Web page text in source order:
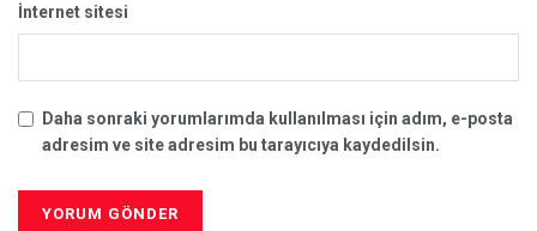
İnternet sitesi
Daha sonraki yorumlarımda kullanılması için adım, e-posta
adresim ve site adresim bu tarayıcıya kaydedilsin.